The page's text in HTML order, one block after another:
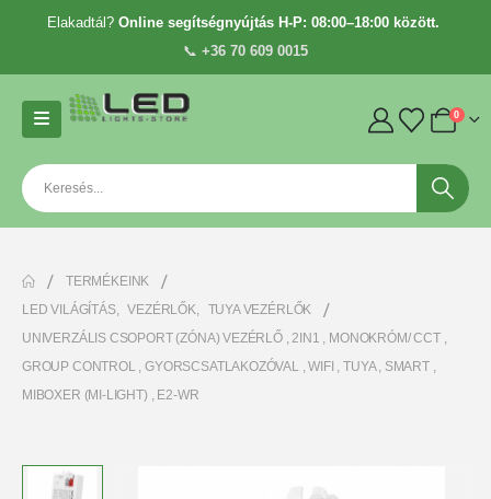
Elakadtál? Online segítségnyújtás H-P: 08:00–18:00 között.
📞 +36 70 609 0015
0
TERMÉKEINK
LED VILÁGÍTÁS, VEZÉRLŐK,
TUYA VEZÉRLŐK
UNIVERZÁLIS CSOPORT (ZÓNA) VEZÉRLŐ , 2IN1 , MONOKRÓM/ CCT ,
GROUP CONTROL , GYORSCSATLAKOZÓVAL , WIFI , TUYA , SMART ,
MIBOXER (MI-LIGHT) , E2-WR